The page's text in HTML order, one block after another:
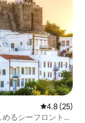
レビュー25
4.8 (25)
るシーフロントの